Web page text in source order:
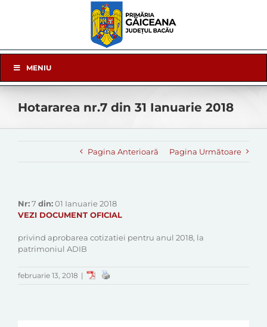
Navigation
MENIU
Hotararea nr.7 din 31 Ianuarie 2018
Pagina Anterioară Pagina Următoare
Nr:7 din:01 Ianuarie 2018
VEZI DOCUMENT OFICIAL
privind aprobarea cotizatiei pentru anul 2018, la
patrimoniul ADIB
februarie 13, 2018 |